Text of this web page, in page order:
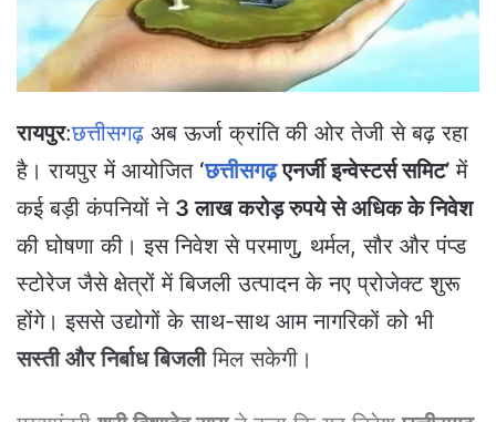
i
रायपुर:छत्तीसगढ़ अब ऊर्जा क्रांति की ओर तेजी से बढ़ रहा
है। रायपुर में आयोजित ‘छत्तीसगढ़एनर्जी इन्वेस्टर्स समिट’ में
कई बड़ी कंपनियों ने 3 लाख करोड़ रुपये से अधिक के निवेश
की घोषणा की। इस निवेश से परमाणु, थर्मल, सौर और पंप्ड
स्टोरेज जैसे क्षेत्रों में बिजली उत्पादन के नए प्रोजेक्ट शुरू
होंगे। इससे उद्योगों के साथ-साथ आम नागरिकों को भी
सस्ती और निर्बाध बिजलीमिल सकेगी।